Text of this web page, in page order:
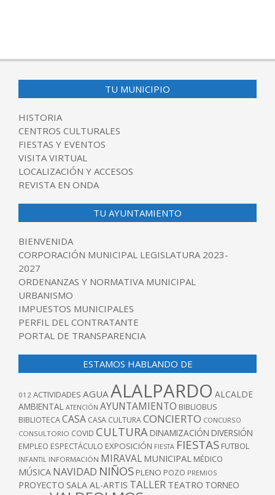
TU MUNICIPIO
HISTORIA
CENTROS CULTURALES
FIESTAS Y EVENTOS
VISITA VIRTUAL
LOCALIZACIÓN Y ACCESOS
REVISTA EN ONDA
TU AYUNTAMIENTO
BIENVENIDA
CORPORACIÓN MUNICIPAL LEGISLATURA 2023-
2027
ORDENANZAS Y NORMATIVA MUNICIPAL
URBANISMO
IMPUESTOS MUNICIPALES
PERFIL DEL CONTRATANTE
PORTAL DE TRANSPARENCIA
ESTAMOS HABLANDO DE
012 ACTIVIDADES AGUA ALALPARDO ALCALDE
AMBIENTAL ATENCIÓN AYUNTAMIENTO BIBLIOBUS
BIBLIOTECACASA CASA CULTURACONCIERTO CONCURSO
CONSULTORIO COVID CULTURA DINAMIZACIÓN DIVERSIÓN
EMPLEO ESPECTÁCULO EXPOSICIÓN FIESTA FIESTAS FUTBOL
INFANTIL INFORMACIÓN MIRAVAL MUNICIPAL MÉDICO
MÚSICA NAVIDAD NIÑOS PLENO POZO PREMIOS
PROYECTO SALA AL-ARTIS TALLER TEATRO TORNEO